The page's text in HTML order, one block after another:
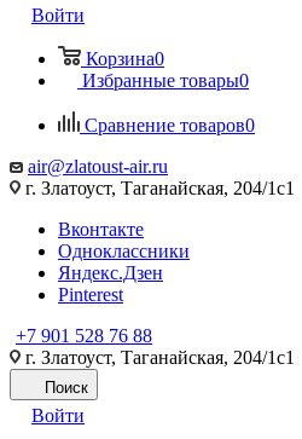
Войти
Корзина0
Избранные товары0
Сравнение товаров0
air@zlatoust-air.ru
г. Златоуст, Таганайская, 204/1с1
Вконтакте
Одноклассники
Яндекс.Дзен
Pinterest
+7 901 528 76 88
г. Златоуст, Таганайская, 204/1с1
Поиск
Войти